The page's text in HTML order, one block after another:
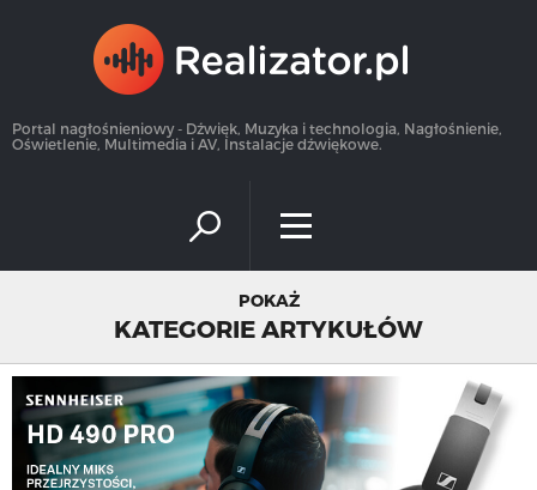
Portal nagłośnieniowy - Dźwięk, Muzyka i technologia, Nagłośnienie,
Oświetlenie, Multimedia i AV, Instalacje dźwiękowe.
POKAŻ
KATEGORIE ARTYKUŁÓW